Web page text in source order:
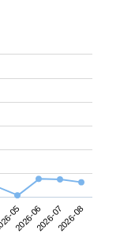
05
2026-062026-072026-08